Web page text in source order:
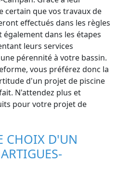
certain que vos travaux de
effectués dans les règles
dans les étapes
leurs services
pérennité à votre bassin.
vous préférez donc la
d'un projet de piscine
N'attendez plus et
pour votre projet de
CHOIX D'UN